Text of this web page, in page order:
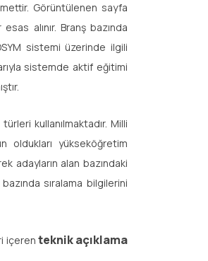
Görüntülenen sayfa
alınır. Branş bazında
sistemi üzerinde ilgili
sistemde aktif eğitimi
kullanılmaktadır. Milli
oldukları yükseköğretim
adayların alan bazındaki
sıralama bilgilerini
içeren teknik açıklama